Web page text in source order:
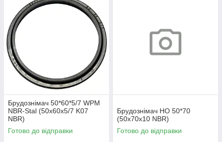
Брудознімач 50*60*5/7 WPM
NBR-Stal (50х60х5/7 K07
NBR)
Готово до відправки
Брудознімач НО 50*70
(50х70х10 NBR)
Готово до відправки